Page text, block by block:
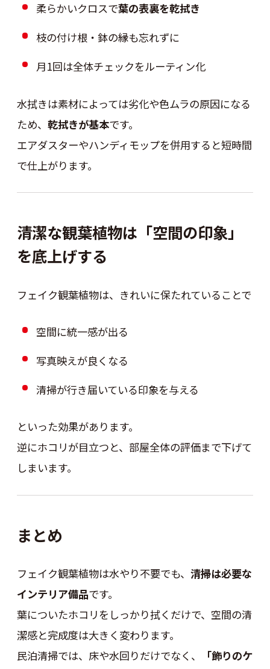
柔らかいクロスで葉の表裏を乾拭き
枝の付け根・鉢の縁も忘れずに
月1回は全体チェックをルーティン化
水拭きは素材によっては劣化や色ムラの原因になる
ため、 乾拭きが基本です。
エアダスターやハンディモップを併用すると短時間
で仕上がります。
清潔な観葉植物は「空間の印象」
を底上げする
フェイク観葉植物は、きれいに保たれていることで
空間に統一感が出る
写真映えが良くなる
清掃が行き届いている印象を与える
といった効果があります。
逆にホコリが目立つと、部屋全体の評価まで下げて
しまいます。
まとめ
フェイク観葉植物は水やり不要でも、 清掃は必要な
インテリア備品です。
葉についたホコリをしっかり拭くだけで、空間の清
潔感と完成度は大きく変わります。
民泊清掃では、床や水回りだけでなく、
「飾りのケ